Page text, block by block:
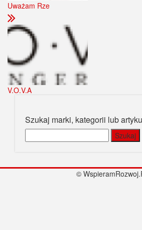
Uważam Rze
V.O.V.A
Szukaj marki, kategorii lub
©